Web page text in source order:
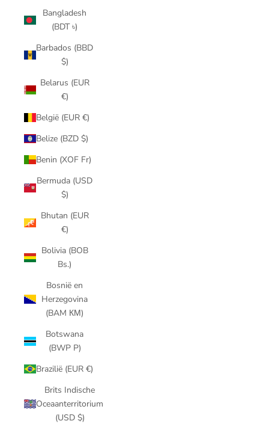
Bangladesh
(BDT ৳)
Barbados (BBD
$)
Belarus (EUR
€)
België (EUR €)
Belize (BZD $)
Benin (XOF Fr)
Bermuda (USD
$)
Bhutan (EUR
€)
Bolivia (BOB
Bs.)
Bosnië en
Herzegovina
(BAM КМ)
Botswana
(BWP P)
Brazilië (EUR €)
Brits Indische
Oceaanterritorium
(USD $)